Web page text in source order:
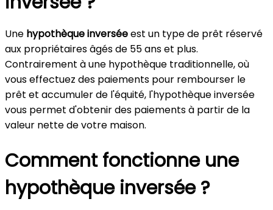
Une hypothèque inverséeest un type de prêt réservé
aux propriétaires âgés de 55 ans et plus.
Contrairement à une hypothèque traditionnelle, où
vous effectuez des paiements pour rembourser le
prêt et accumuler de l'équité, l'hypothèque inversée
vous permet d'obtenir des paiements à partir de la
valeur nette de votre maison.
Comment fonctionne une
hypothèque inversée ?